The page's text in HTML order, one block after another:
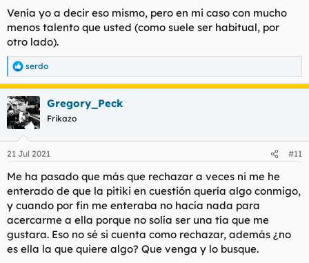
Sois más tontos que mis cojones.
Venía yo a decir eso mismo, pero en mi caso con mucho
menos talento que usted (como suele ser habitual, por
otro lado).
R
e
a
c
c
i
e
:
serdo
Gregory_Peck
Frikazo
21 Jul 2021 #11
Me ha pasado que más que rechazar a veces ni me he
enterado de que la pitiki en cuestión quería algo conmigo,
y cuando por fin me enteraba no hacía nada para
acercarme a ella porque no solía ser una tía que me
gustara. Eso no sé si cuenta como rechazar, además ¿no
es ella la que quiere algo? Que venga y lo busque.